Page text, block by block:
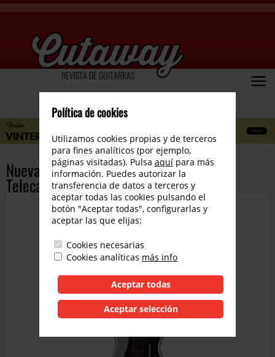
REVISTA DE GUITARRAS
Nuevas American Deluxe Stratocaster y
Telecaster
Política de cookies
Utilizamos cookies propias y de terceros
para fines analíticos (por ejemplo,
páginas visitadas). Pulsa aquí para más
información. Puedes autorizar la
transferencia de datos a terceros y
aceptar todas las cookies pulsando el
botón "Aceptar todas", configurarlas y
aceptar las que elijas:
Cookies necesarias
Cookies analíticas más info
Aceptar todas
Aceptar selección